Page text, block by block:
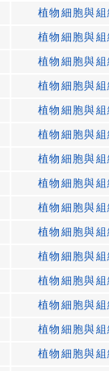
植物細胞與
植物細胞與
植物細胞與
植物細胞與
植物細胞與
植物細胞與
植物細胞與
植物細胞與
植物細胞與
植物細胞與
植物細胞與
植物細胞與
植物細胞與
植物細胞與
植物細胞與